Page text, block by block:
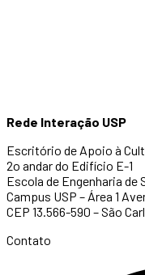
Rede Interação USP
Escritório de Apoio à
2o andar do Edifício E-1
Escola de Engenharia de
Campus USP – Área 1
CEP 13.566-590 – São
Contato